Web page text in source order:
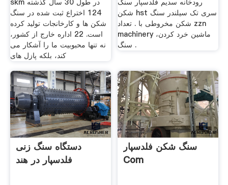
124 اختراع ثبت شده در سنگ
شکن ها و کارخانجات تولید کرده
است. 22 اداره خارج از کشور،
نه تنها محبوبیت ما را آشکار می
کند، بلکه پازل های
شکن hst سری تک سیلندر سنگ
شکن مخروطی با . تعداد zzn
machinery ماشین خرد کردن،
سنگ .
دستگاه سنگ زنی
فلدسپار در هند
سنگ شکن فلدسپار
Com